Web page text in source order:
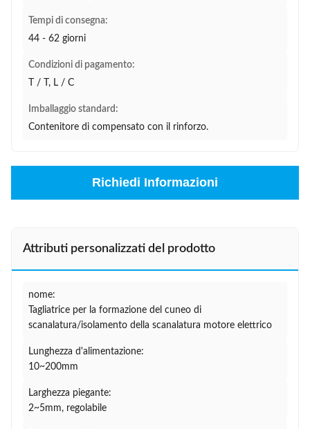
Tempi di consegna:
44 - 62 giorni
Condizioni di pagamento:
T / T, L / C
Imballaggio standard:
Contenitore di compensato con il rinforzo.
Richiedi Informazioni
Attributi personalizzati del prodotto
nome:
Tagliatrice per la formazione del cuneo di
scanalatura/isolamento della scanalatura motore elettrico
Lunghezza d'alimentazione:
10~200mm
Larghezza piegante:
2~5mm, regolabile